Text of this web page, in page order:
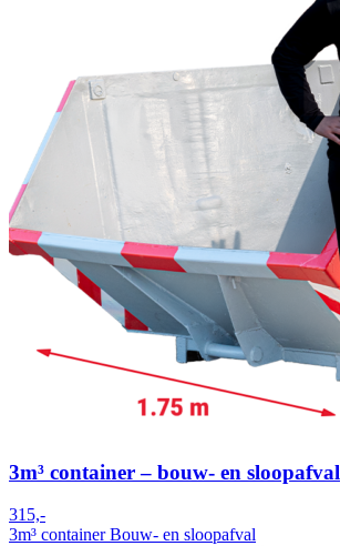
3m³ container – bouw- en sloopafval
315,-
3m³ containerBouw- en sloopafval